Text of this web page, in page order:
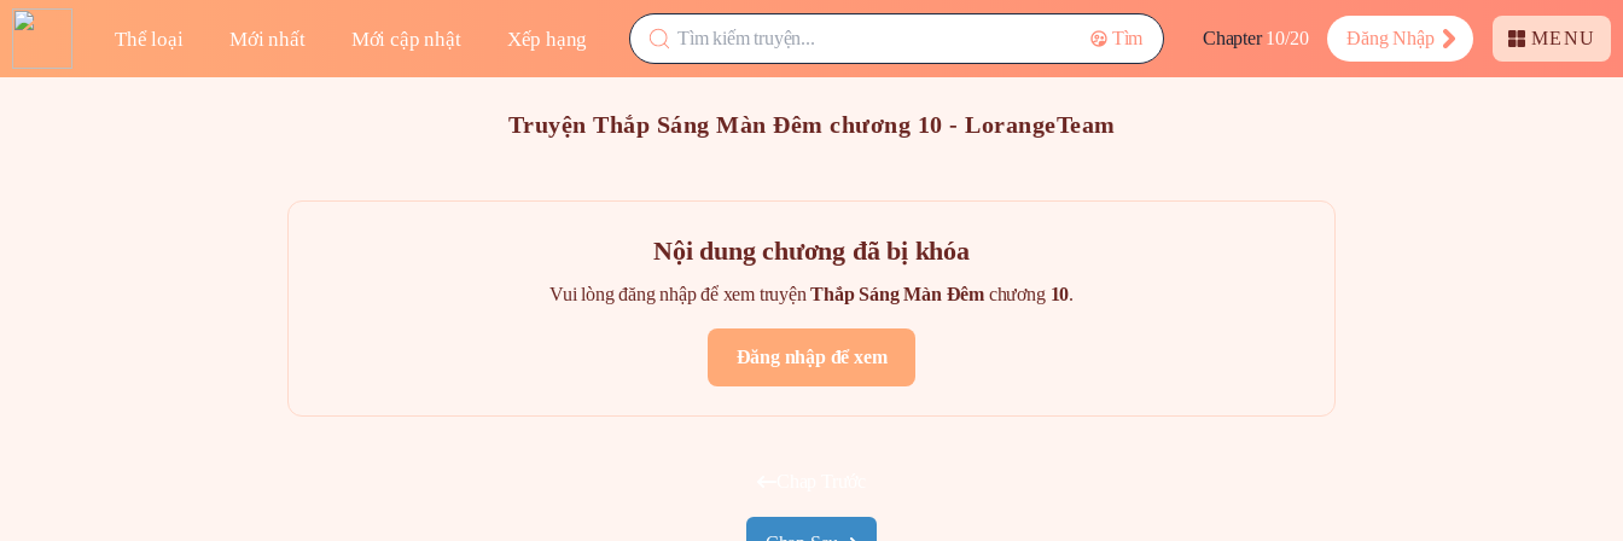
Thể loại Mới nhất Mới cập nhật Xếp hạng Tìm Chapter 10/20 Đăng Nhập MENU
Truyện Thắp Sáng Màn Đêm chương 10 - LorangeTeam
Nội dung chương đã bị khóa
Vui lòng đăng nhập để xem truyệnThắp Sáng Màn Đêm chương 10.
Đăng nhập để xem